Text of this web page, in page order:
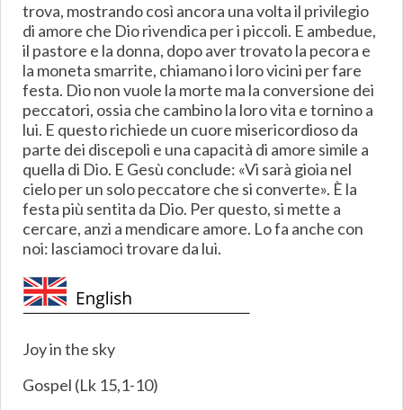
trova, mostrando così ancora una volta il privilegio
di amore che Dio rivendica per i piccoli. E ambedue,
il pastore e la donna, dopo aver trovato la pecora e
la moneta smarrite, chiamano i loro vicini per fare
festa. Dio non vuole la morte ma la conversione dei
peccatori, ossia che cambino la loro vita e tornino a
lui. E questo richiede un cuore misericordioso da
parte dei discepoli e una capacità di amore simile a
quella di Dio. E Gesù conclude: «Vi sarà gioia nel
cielo per un solo peccatore che si converte». È la
festa più sentita da Dio. Per questo, si mette a
cercare, anzi a mendicare amore. Lo fa anche con
noi: lasciamoci trovare da lui.
Joy in the sky
Gospel (Lk 15,1-10)